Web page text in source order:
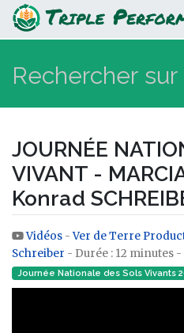
JOURNÉE
MARCIAC 2018 -
JOURNÉE
VIVANT -
Konrad
Aller à :navigation,
Vidéos -Ver de Terre
Schreiber - Durée : 12 minutes -
Journée Nationale des Sols Vivants